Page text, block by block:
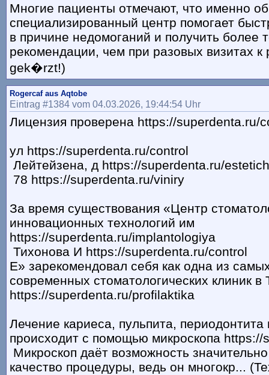
Многие пациенты отмечают, что именно
специализированный центр помогает
в причине недомоганий и получить более
рекомендации, чем при разовых визитах к
gek�rzt!)
Rogercaf aus Aqtobe
Eintrag #1384 vom 04.03.2026, 19:44:54 Uhr
Лицензия проверена https://superdenta.ru/
ул https://superdenta.ru/control
Лейтейзена, д https://superdenta.ru/
78 https://superdenta.ru/viniry
За время существования «Центр
инновационных технологий им
https://superdenta.ru/implantologiya
Тихонова И https://superdenta.ru/control
Е» зарекомендовал себя как одна из
современных стоматологических клиник в
https://superdenta.ru/profilaktika
Лечение кариеса, пульпита,
происходит с помощью микроскопа https://
Микроскоп даёт возможность
качество процедуры, ведь он многокр...